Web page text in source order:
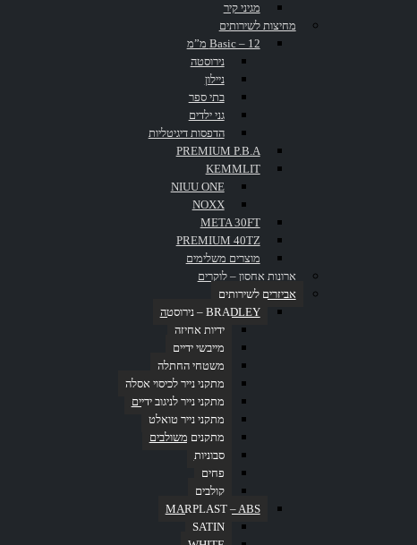
מגיני קיר
מחיצות לשירותים
Basic – 12 מ”מ
נירוסטה
ניילון
בתי ספר
גני ילדים
הדפסות דיגיטליות
PREMIUM P.B.A
KEMMLIT
NIUU ONE
NOXX
META 30FT
PREMIUM 40TZ
מוצרים משלימים
ארונות אחסון – לוקרים
אביזרים לשירותים
BRADLEY – נירוסטה
ידיות אחיזה
מייבשי ידיים
משטחי החתלה
מתקני נייר לכיסוי אסלה
מתקני נייר לניגוב ידיים
מתקני נייר טואלט
מתקנים משולבים
סבוניות
פחים
קולבים
MARPLAST – ABS
SATIN
ידית אחיזה שני מישורים PP422/S
Categories:
,אביזרים לשירותים